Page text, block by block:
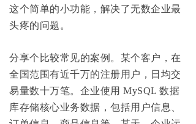
这个简单的小功能，解决了无数企业最
头疼的问题。
分享个比较常见的案例。某个客户，在
全国范围有近千万的注册用户，日均交
易量数十万笔。企业使用 MySQL 数据
库存储核心业务数据，包括用户信息、